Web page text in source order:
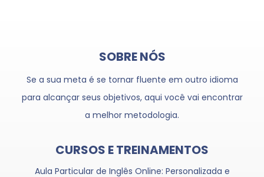
SOBRE NÓS
Se a sua meta é se tornar fluente em outro idioma
para alcançar seus objetivos, aqui você vai encontrar
a melhor metodologia.
CURSOS E TREINAMENTOS
Aula Particular de Inglês Online: Personalizada e